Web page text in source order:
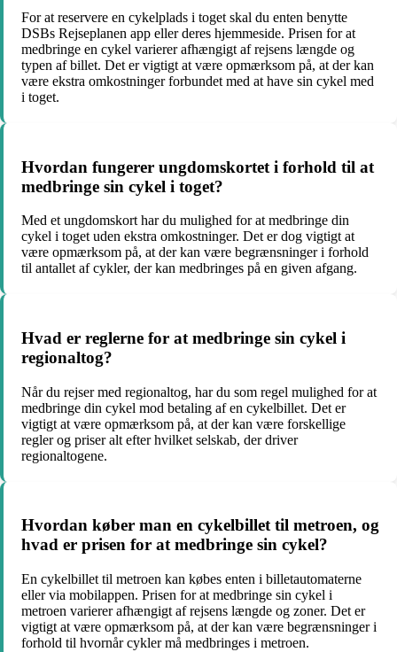
For at reservere en cykelplads i toget skal du enten benytte
DSBs Rejseplanen app eller deres hjemmeside. Prisen for at
medbringe en cykel varierer afhængigt af rejsens længde og
typen af billet. Det er vigtigt at være opmærksom på, at der kan
være ekstra omkostninger forbundet med at have sin cykel med
i toget.
Hvordan fungerer ungdomskortet i forhold til at
medbringe sin cykel i toget?
Med et ungdomskort har du mulighed for at medbringe din
cykel i toget uden ekstra omkostninger. Det er dog vigtigt at
være opmærksom på, at der kan være begrænsninger i forhold
til antallet af cykler, der kan medbringes på en given afgang.
Hvad er reglerne for at medbringe sin cykel i
regionaltog?
Når du rejser med regionaltog, har du som regel mulighed for at
medbringe din cykel mod betaling af en cykelbillet. Det er
vigtigt at være opmærksom på, at der kan være forskellige
regler og priser alt efter hvilket selskab, der driver
regionaltogene.
Hvordan køber man en cykelbillet til metroen, og
hvad er prisen for at medbringe sin cykel?
En cykelbillet til metroen kan købes enten i billetautomaterne
eller via mobilappen. Prisen for at medbringe sin cykel i
metroen varierer afhængigt af rejsens længde og zoner. Det er
vigtigt at være opmærksom på, at der kan være begrænsninger i
forhold til hvornår cykler må medbringes i metroen.